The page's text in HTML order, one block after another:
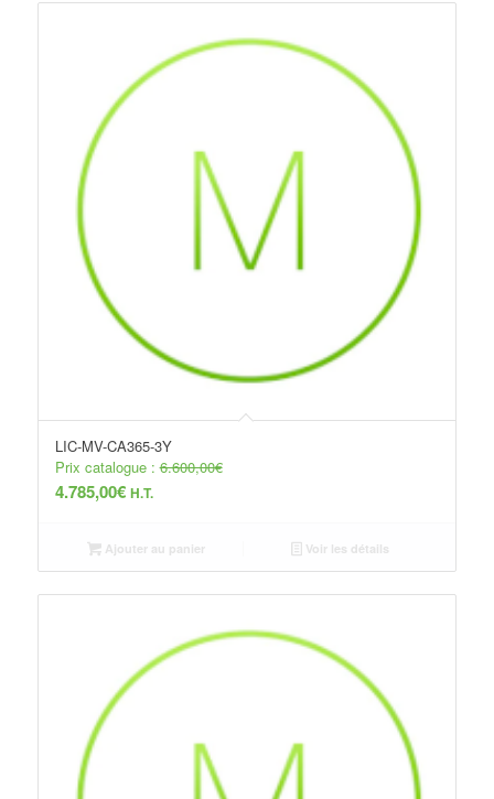
LIC-MV-CA365-3Y
Prix catalogue :6.600,00€
4.785,00€ H.T.
Ajouter au panier Voir les détails